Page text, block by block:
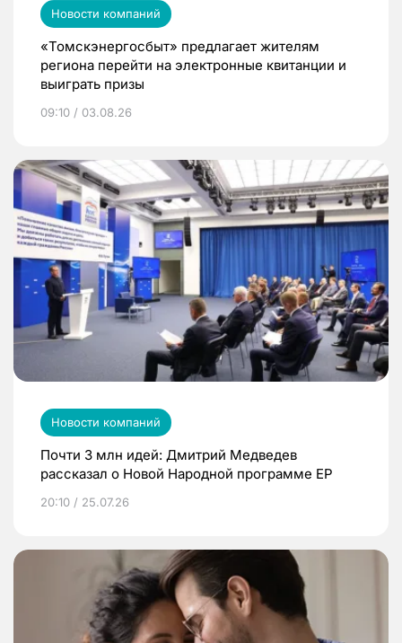
Новости компаний
«Томскэнергосбыт» предлагает жителям
региона перейти на электронные квитанции и
выиграть призы
09:10 / 03.08.26
Новости компаний
Почти 3 млн идей: Дмитрий Медведев
рассказал о Новой Народной программе ЕР
20:10 / 25.07.26